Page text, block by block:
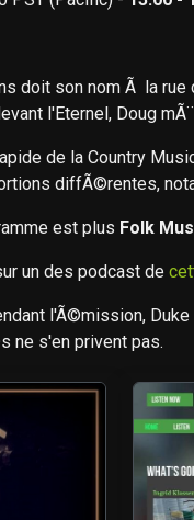
doit son nom Ã la
l'Eternel, Doug
de la Country
diffÃ©rentes,
est plus Folk
un des podcast de
l'Ã©mission,
ne s'en privent pas.